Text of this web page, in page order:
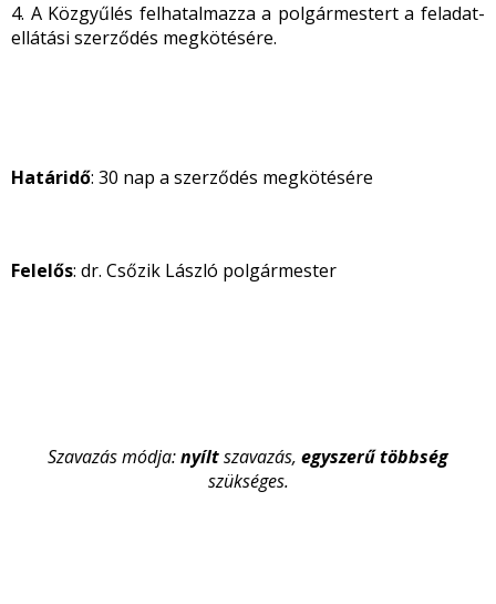
4. A Közgyűlés felhatalmazza a polgármestert a feladat-
ellátási szerződés megkötésére.
Határidő: 30 nap a szerződés megkötésére
Felelős: dr. Csőzik László polgármester
Szavazás módja:nyíltszavazás, egyszerű többség
szükséges.